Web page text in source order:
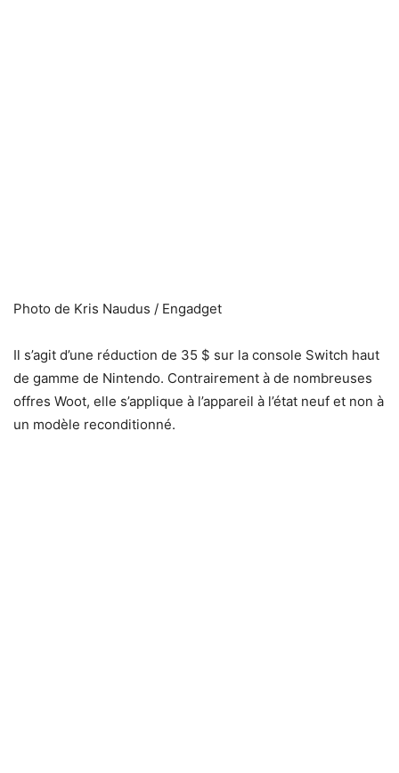
Photo de Kris Naudus / Engadget
Il s’agit d’une réduction de 35 $ sur la console Switch haut
de gamme de Nintendo. Contrairement à de nombreuses
offres Woot, elle s’applique à l’appareil à l’état neuf et non à
un modèle reconditionné.